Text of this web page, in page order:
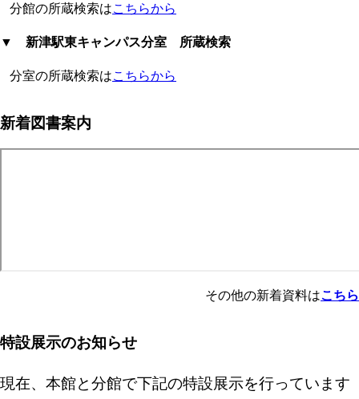
分館の所蔵検索はこちらから
▼ 新津駅東キャンパス分室 所蔵検索
分室の所蔵検索はこちらから
新着図書案内
その他の新着資料はこちら
特設展示のお知らせ
現在、本館と分館で下記の特設展示を行っています